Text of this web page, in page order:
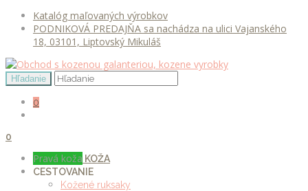
Katalóg maľovaných výrobkov
PODNIKOVÁ PREDAJŇA sa nachádza na ulici Vajanského
18, 03101, Liptovský Mikuláš
0
0
Pravá koža KOŽA
CESTOVANIE
Kožené ruksaky